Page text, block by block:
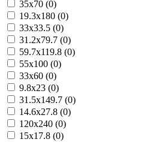
35x70 (0)
19.3x180 (0)
33x33.5 (0)
31.2x79.7 (0)
59.7x119.8 (0)
55x100 (0)
33x60 (0)
9.8x23 (0)
31.5x149.7 (0)
14.6x27.8 (0)
120x240 (0)
15x17.8 (0)